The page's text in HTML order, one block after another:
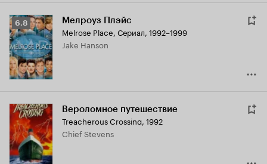
Рейтинг
Кинопоиска
6.8
6.8 Мелроуз Плэйс
Melrose Place, Сериал, 1992–1999
Jake Hanson
Вероломное путешествие
Treacherous Crossing, 1992
Chief Stevens